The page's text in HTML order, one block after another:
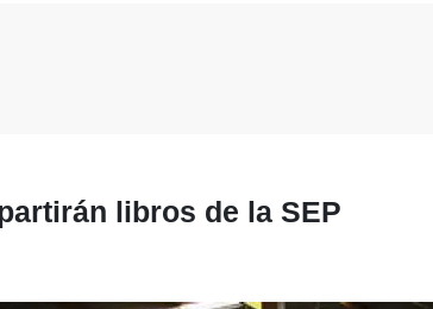
libros de la SEP